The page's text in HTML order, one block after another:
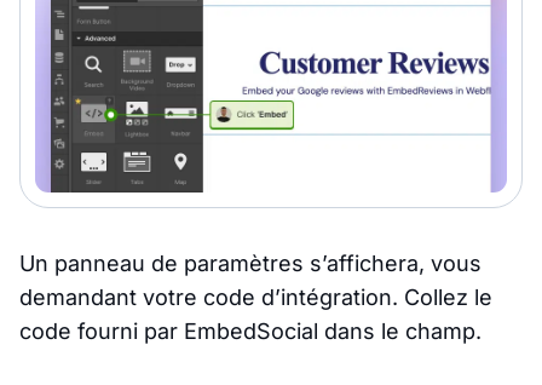
Un panneau de paramètres s’affichera, vous
demandant votre code d’intégration. Collez le
code fourni par EmbedSocial dans le champ.